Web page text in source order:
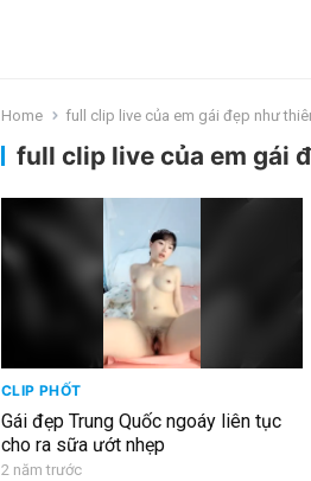
Home full clip live của em gái đẹp như
full clip live của em gái
CLIP PHỐT
Gái đẹp Trung Quốc ngoáy liên tục
cho ra sữa ướt nhẹp
2 năm trước